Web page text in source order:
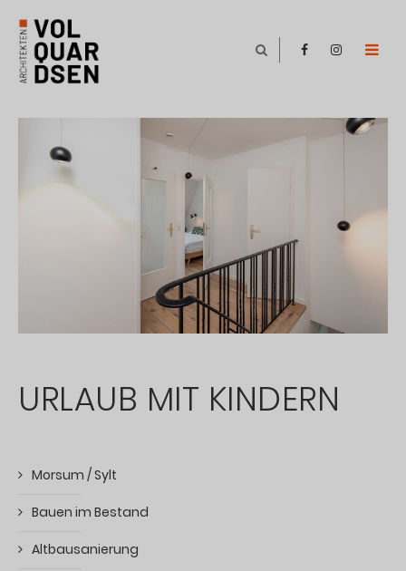
URLAUB MIT KINDERN
Morsum / Sylt
Bauen im Bestand
Altbausanierung